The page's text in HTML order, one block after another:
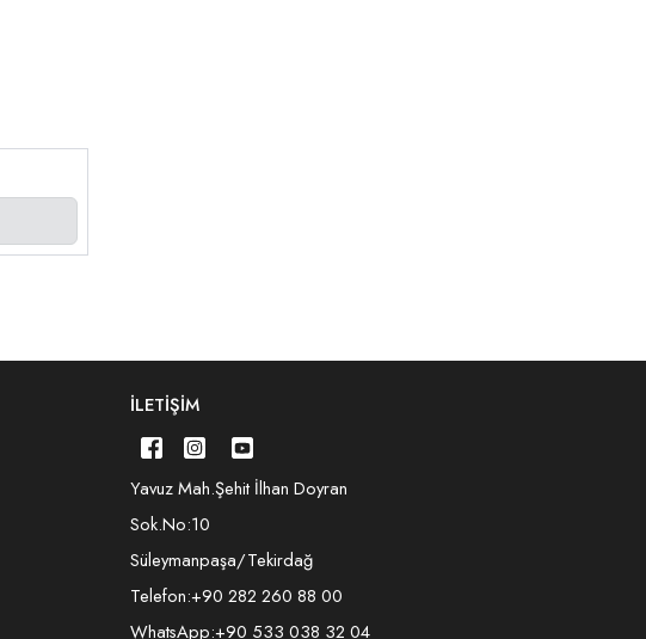
İLETIŞIM
Yavuz Mah.Şehit İlhan Doyran
Sok.No:10
Süleymanpaşa/Tekirdağ
Telefon:+90 282 260 88 00
WhatsApp:+90 533 038 32 04